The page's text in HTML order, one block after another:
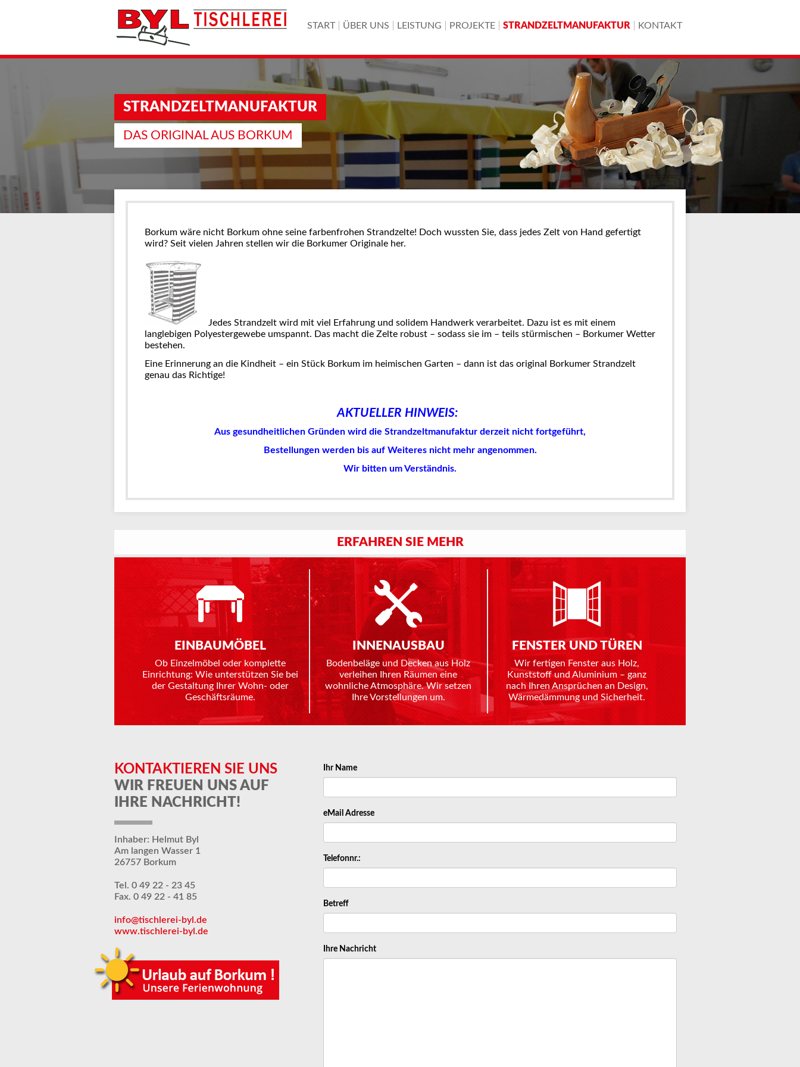
START ÜBER UNS LEISTUNG PROJEKTE STRANDZELTMANUFAKTUR KONTAKT
STRANDZELTMANUFAKTUR
DAS ORIGINAL AUS BORKUM
Borkum wäre nicht Borkum ohne seine farbenfrohen Strandzelte! Doch wussten Sie, dass jedes Zelt von Hand gefertigt
wird? Seit vielen Jahren stellen wir die Borkumer Originale her.
Jedes Strandzelt wird mit viel Erfahrung und solidem Handwerk verarbeitet. Dazu ist es mit einem
langlebigen Polyestergewebe umspannt. Das macht die Zelte robust – sodass sie im – teils stürmischen – Borkumer Wetter
bestehen.
Eine Erinnerung an die Kindheit – ein Stück Borkum im heimischen Garten – dann ist das original Borkumer Strandzelt
genau das Richtige!
AKTUELLER HINWEIS:
Aus gesundheitlichen Gründen wird die Strandzeltmanufaktur derzeit nicht fortgeführt,
Bestellungen werden bis auf Weiteres nicht mehr angenommen.
Wir bitten um Verständnis.
ERFAHREN SIE MEHR
EINBAUMÖBEL
Ob Einzelmöbel oder komplette
Einrichtung: Wie unterstützen Sie bei
der Gestaltung Ihrer Wohn- oder
Geschäftsräume.
INNENAUSBAU
Bodenbeläge und Decken aus Holz
verleihen Ihren Räumen eine
wohnliche Atmosphäre. Wir setzen
Ihre Vorstellungen um.
FENSTER UND TÜREN
Wir fertigen Fenster aus Holz,
Kunststoff und Aluminium – ganz
nach Ihren Ansprüchen an Design,
Wärmedämmung und Sicherheit.
KONTAKTIEREN SIE UNS
WIR FREUEN UNS AUF
IHRE NACHRICHT!
Inhaber: Helmut Byl
Am langen Wasser 1
26757 Borkum
Tel. 0 49 22 - 23 45
Fax. 0 49 22 - 41 85
info@tischlerei-byl.de
www.tischlerei-byl.de
Ihr Name
eMail Adresse
Telefonnr.:
Betreff
Ihre Nachricht